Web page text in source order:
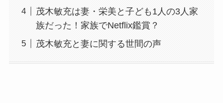
茂木敏充は妻・栄美と子ども1人の3人家
族だった！家族でNetflix鑑賞？
茂木敏充と妻に関する世間の声